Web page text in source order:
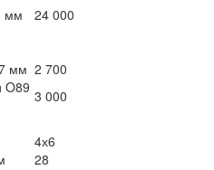
мм
24 000
мм 2 700
O89 3 000
4х6
28